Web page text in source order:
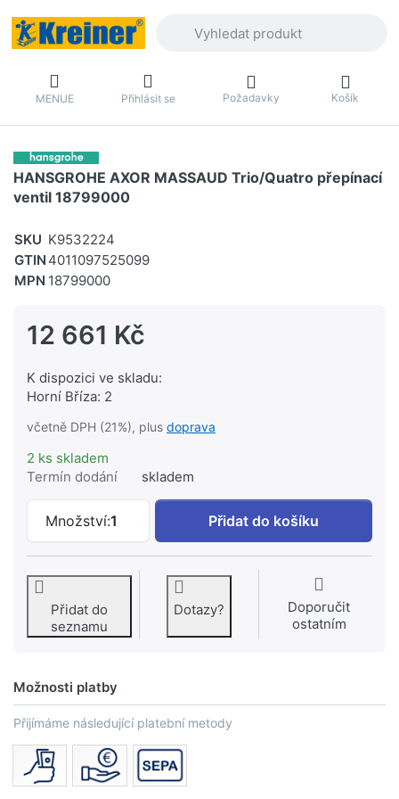
MENUE Přihlásit se Požadavky Košík
HANSGROHE AXOR MASSAUD Trio/Quatro přepínací
ventil 18799000
SKU K9532224
GTIN 4011097525099
MPN 18799000
12 661 Kč
K dispozici ve skladu:
Horní Bříza: 2
včetně DPH (21%), plus doprava
2 ks skladem
Termín dodání
skladem
Množství:1
HANSGROHE AXOR MASSAUD Trio/
Přidat do košíku
Přidat do
seznamu
Dotazy?
Doporučit
ostatním
Možnosti platby
Přijímáme následující platební metody